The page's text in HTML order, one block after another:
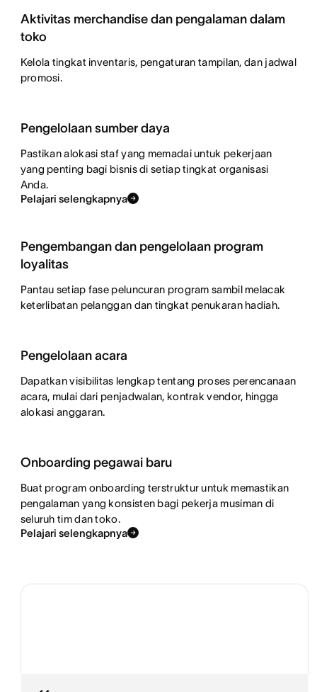
Aktivitas merchandise dan pengalaman dalam
toko
Kelola tingkat inventaris, pengaturan tampilan, dan jadwal
promosi.
Pengelolaan sumber daya
Pastikan alokasi staf yang memadai untuk pekerjaan
yang penting bagi bisnis di setiap tingkat organisasi
Anda.
Pelajari selengkapnya
Pengembangan dan pengelolaan program
loyalitas
Pantau setiap fase peluncuran program sambil melacak
keterlibatan pelanggan dan tingkat penukaran hadiah.
Pengelolaan acara
Dapatkan visibilitas lengkap tentang proses perencanaan
acara, mulai dari penjadwalan, kontrak vendor, hingga
alokasi anggaran.
Onboarding pegawai baru
Buat program onboarding terstruktur untuk memastikan
pengalaman yang konsisten bagi pekerja musiman di
seluruh tim dan toko.
Pelajari selengkapnya